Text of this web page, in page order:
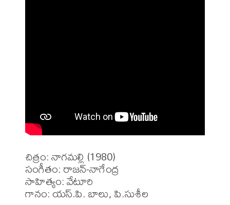
చిత్రం: నాగమల్లి (1980)
సంగీతం: రాజన్-నాగేంద్ర
సాహిత్యం: వేటూరి
గానం: యస్.పి. బాలు, పి.సుశీల